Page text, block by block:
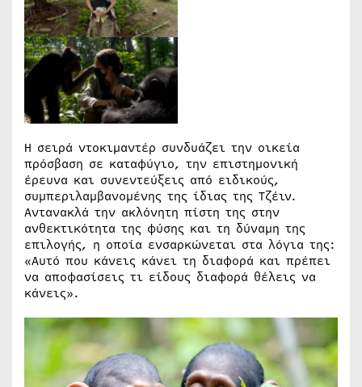
Η σειρά ντοκιμαντέρ συνδυάζει την οικεία
πρόσβαση σε καταφύγιο, την επιστημονική
έρευνα και συνεντεύξεις από ειδικούς,
συμπεριλαμβανομένης της ίδιας της Τζέιν.
Αντανακλά την ακλόνητη πίστη της στην
ανθεκτικότητα της φύσης και τη δύναμη της
επιλογής, η οποία ενσαρκώνεται στα λόγια της:
«Αυτό που κάνεις κάνει τη διαφορά και πρέπει
να αποφασίσεις τι είδους διαφορά θέλεις να
κάνεις».